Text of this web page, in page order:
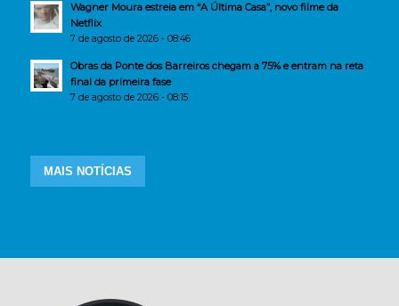
Wagner Moura estreia em “A Última Casa”, novo filme da
Netflix
7 de agosto de 2026 - 08:46
Obras da Ponte dos Barreiros chegam a 75% e entram na reta
final da primeira fase
7 de agosto de 2026 - 08:15
MAIS NOTÍCIAS